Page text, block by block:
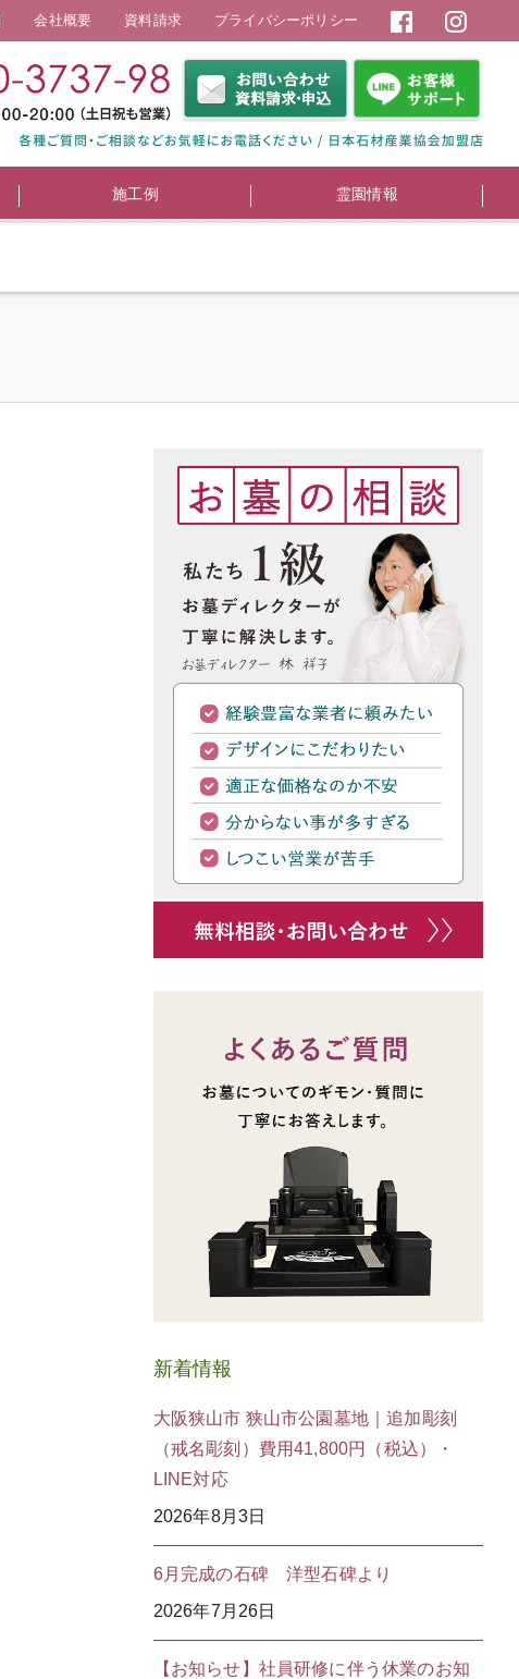
会社概要 資料請求 プライバシーポリシー
施工例 霊園情報
新着情報
大阪狭山市 狭山市公園墓地｜追加彫刻
（戒名彫刻）費用41,800円（税込）・
LINE対応
2026年8月3日
6月完成の石碑 洋型石碑より
2026年7月26日
【お知らせ】社員研修に伴う休業のお知